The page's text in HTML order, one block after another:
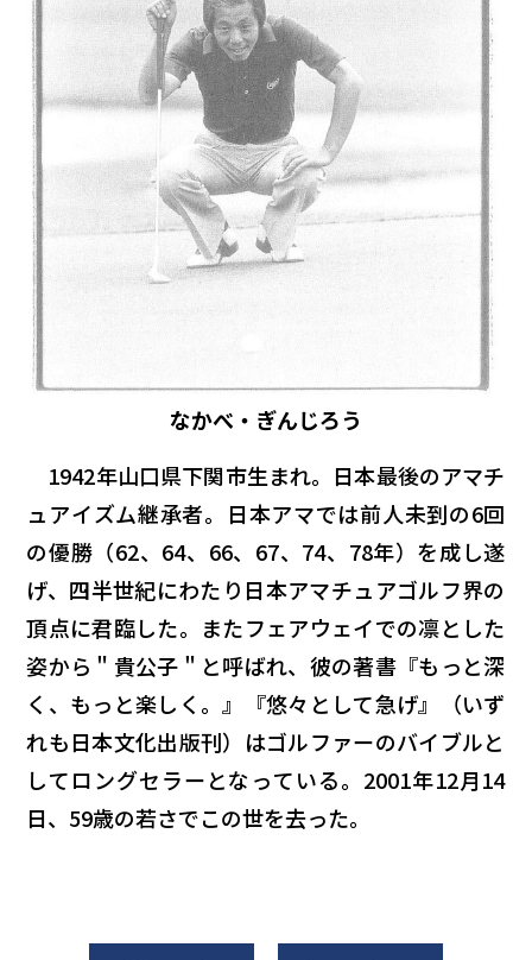
なかべ・ぎんじろう
1942年山口県下関市生まれ。日本最後のアマチ
ュアイズム継承者。日本アマでは前人未到の6回
の優勝（62、64、66、67、74、78年）を成し遂
げ、四半世紀にわたり日本アマチュアゴルフ界の
頂点に君臨した。またフェアウェイでの凛とした
姿から＂貴公子＂と呼ばれ、彼の著書『もっと深
く、もっと楽しく。』『悠々として急げ』（いず
れも日本文化出版刊）はゴルファーのバイブルと
してロングセラーとなっている。2001年12月14
日、59歳の若さでこの世を去った。